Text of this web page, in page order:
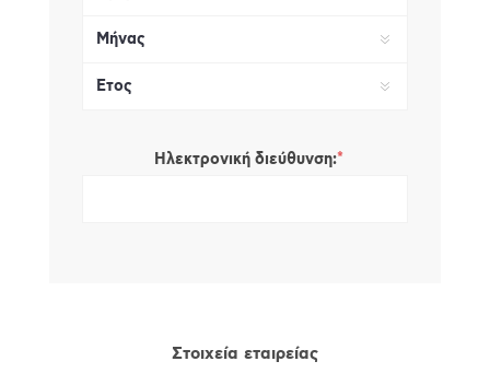
Ηλεκτρονική διεύθυνση:*
Στοιχεία εταιρείας